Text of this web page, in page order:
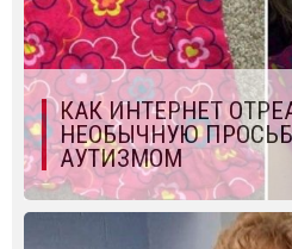
КАК ИНТЕРНЕТ
НЕОБЫЧНУЮ
АУТИЗМОМ